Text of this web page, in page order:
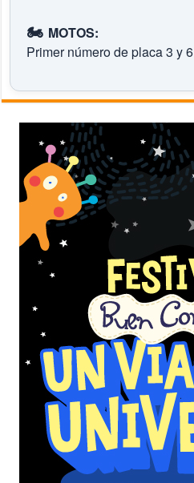
🏍️ MOTOS:
Primer número de placa 3 y 6